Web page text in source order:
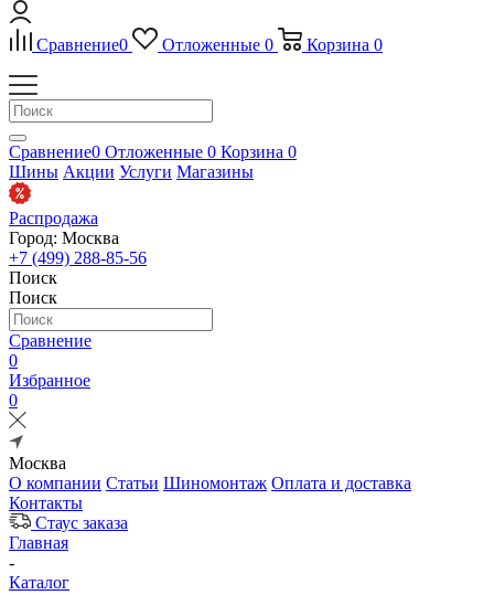
Сравнение0 Отложенные 0 Корзина 0
Сравнение0 Отложенные 0 Корзина 0
Шины Акции Услуги Магазины
Распродажа
Город: Москва
+7 (499) 288-85-56
Поиск
Поиск
Сравнение
0
Избранное
0
Москва
О компании Статьи Шиномонтаж Оплата и доставка
Контакты
Стаус заказа
Главная
-
Каталог